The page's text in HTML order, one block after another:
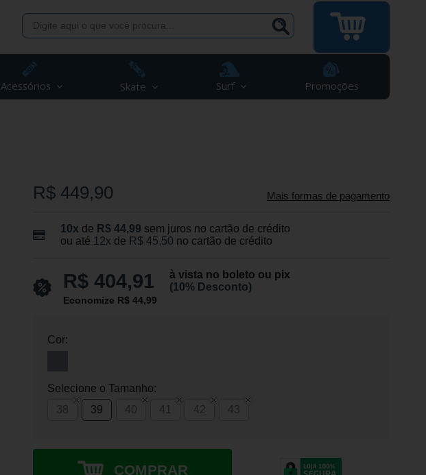
Acessórios Skate Surf Promoções
R$ 449,90 Mais formas de pagamento
10x de R$ 44,99 sem juros no cartão de crédito
ou até 12x de R$ 45,50 no cartão de crédito
R$ 404,91
à vista no boleto ou pix
(10% Desconto)
Economize R$ 44,99
Cor:
Selecione o Tamanho:
38
39 40 41 42 43
COMPRAR